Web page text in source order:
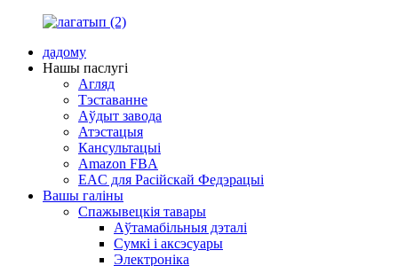
дадому
Нашы паслугі
Агляд
Тэставанне
Аўдыт завода
Атэстацыя
Кансультацыі
Amazon FBA
EAC для Расійскай Федэрацыі
Вашы галіны
Спажывецкія тавары
Аўтамабільныя дэталі
Сумкі і аксэсуары
Электроніка